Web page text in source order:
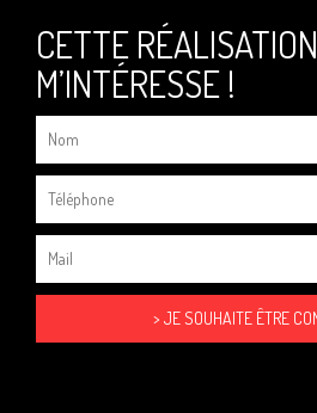
CETTE RÉALISATION
M’INTÉRESSE !